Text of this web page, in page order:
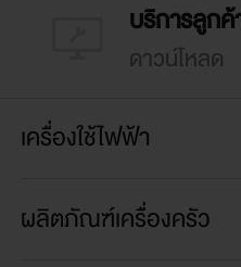
การรับประกัน
ทำความร้อน 5 ปี
ความหนาหม้อใน (มม.)
บริการลูกค้
ดาวน์โหลด
เครื่องใช้ไฟฟ้า
ผลิตภัณฑ์เครื่องครัว